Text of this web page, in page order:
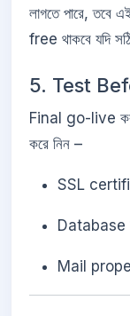
লাগতে পারে,
free থাকবে যদি
5. Test
Final go-live
করে নিন –
SSL
Database
Mail